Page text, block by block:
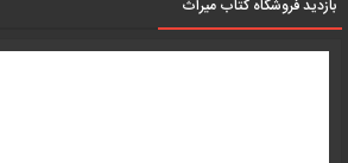
بازدید فروشگاه کتاب میراث